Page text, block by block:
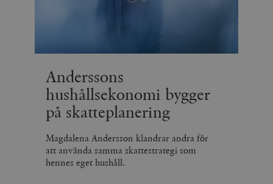
Anderssons
hushållsekonomi bygger
på skatteplanering
Magdalena Andersson klandrar andra för
att använda samma skattestrategi som
hennes eget hushåll.